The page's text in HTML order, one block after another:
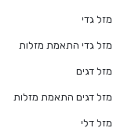
מזל גדי
מזל גדי התאמת מזלות
מזל דגים
מזל דגים התאמת מזלות
מזל דלי